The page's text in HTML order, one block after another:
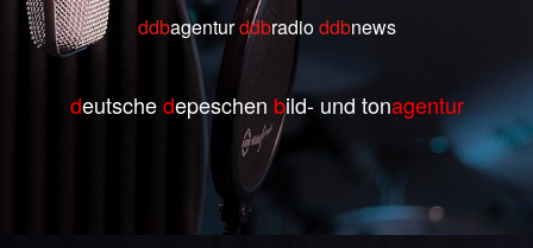
ddbagenturddbradioddbnews
deutschedepeschen bild- und tonagentur